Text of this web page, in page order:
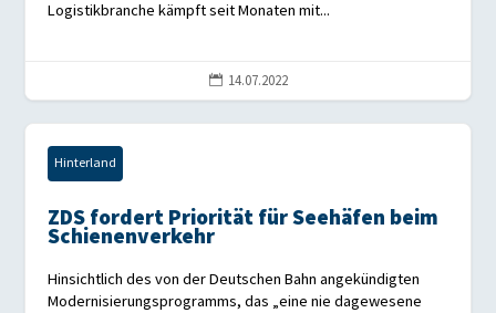
Logistikbranche kämpft seit Monaten mit...
 14.07.2022
Hinterland
ZDS fordert Priorität für Seehäfen beim
Schienenverkehr
Hinsichtlich des von der Deutschen Bahn angekündigten
Modernisierungsprogramms, das „eine nie dagewesene